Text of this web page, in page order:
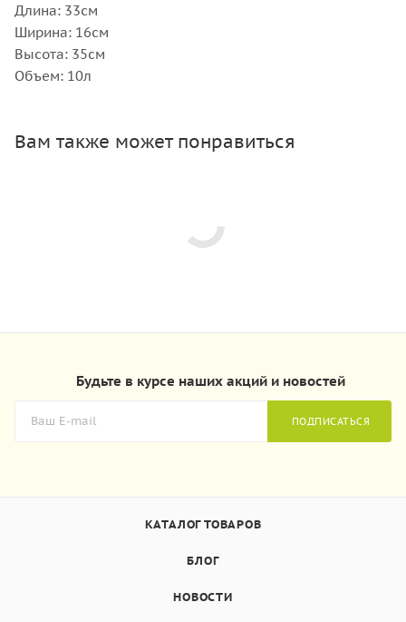
Длина: 33см
Ширина: 16см
Высота: 35см
Объем: 10л
Вам также может понравиться
Будьте в курсе наших акций и новостей
ПОДПИСАТЬСЯ
КАТАЛОГ ТОВАРОВ
БЛОГ
НОВОСТИ